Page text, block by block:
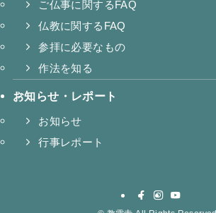
ご仏事に関するFAQ
仏教に関するFAQ
参拝に必要なもの
作法を知る
お知らせ・レポート
お知らせ
行事レポート